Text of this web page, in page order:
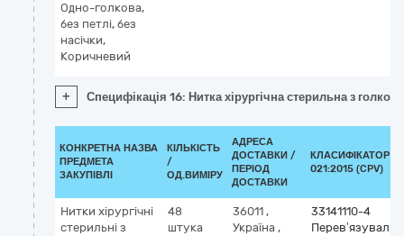
Одно-голкова,
без петлі, без
насічки,
Коричневий
+ Специфікація 16: Нитка хірургічна стерильна з
КОНКРЕТНА НАЗВА
ПРЕДМЕТА
ЗАКУПІВЛІ
КІЛЬКІСТЬ
/
ОД.ВИМІРУ
АДРЕСА
ДОСТАВКИ /
ПЕРІОД
ДОСТАВКИ
КЛАСИФІКАТОР
021:2015 (CPV)
Нитки хірургічні
стерильні з
48
штука
36011 ,
Україна ,
33141110-4